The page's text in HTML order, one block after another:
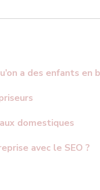
a des enfants en
domestiques
avec le SEO ?